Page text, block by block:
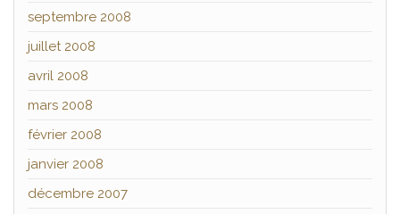
septembre 2008
juillet 2008
avril 2008
mars 2008
février 2008
janvier 2008
décembre 2007